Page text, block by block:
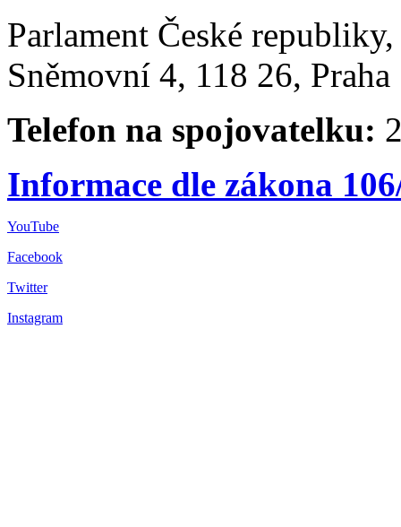
Parlament České
Sněmovní 4, 118 26,
Telefon na spojovatelku:
Informace dle zákona
YouTube
Facebook
Twitter
Instagram